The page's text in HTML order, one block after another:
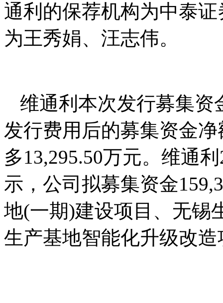
通利的保荐机构为中泰
为王秀娟、汪志伟。
维通利本次发行募集资
发行费用后的募集资金
多13,295.50万元。维通
示，公司拟募集资金
地(一期)建设项目、无锡
生产基地智能化升级改